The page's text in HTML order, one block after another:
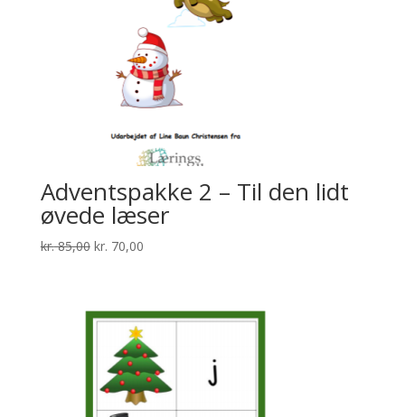
Adventspakke 2 – Til den lidt
øvede læser
kr.85,00 Den
var:
kr. 85,00.
kr. 70,00Den
er:
kr. 70,00.